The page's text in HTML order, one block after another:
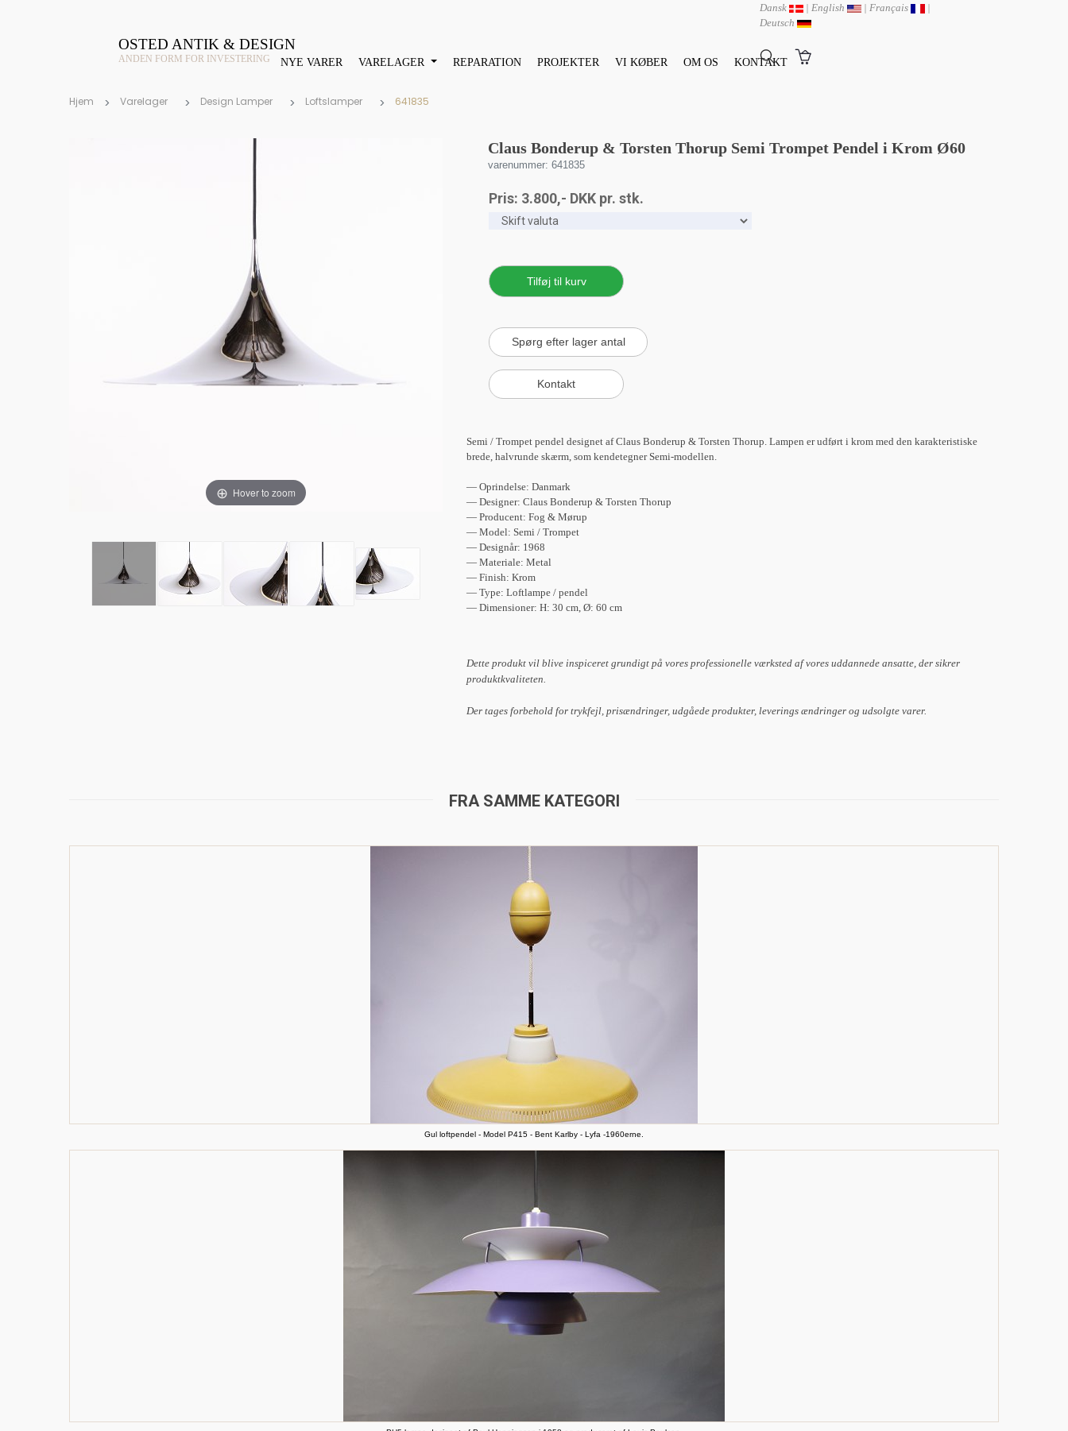
OSTED ANTIK & DESIGN
ANDEN FORM FOR INVESTERING NYE VARER VARELAGER REPARATION PROJEKTER VI KØBER OM OS KONTAKT
Dansk | English | Français
|
Deutsch
Hjem Varelager Design Lamper Loftslamper 641835
Hover to zoom
Claus Bonderup & Torsten Thorup Semi Trompet Pendel i Krom Ø60
varenummer: 641835
Pris: 3.800,- DKK pr. stk.
Semi / Trompet pendel designet af Claus Bonderup & Torsten Thorup. Lampen er udført i krom med den karakteristiske
brede, halvrunde skærm, som kendetegner Semi-modellen.
— Oprindelse: Danmark
— Designer: Claus Bonderup & Torsten Thorup
— Producent: Fog & Mørup
— Model: Semi / Trompet
— Designår: 1968
— Materiale: Metal
— Finish: Krom
— Type: Loftlampe / pendel
— Dimensioner: H: 30 cm, Ø: 60 cm
Dette produkt vil blive inspiceret grundigt på vores professionelle værksted af vores uddannede ansatte, der sikrer
produktkvaliteten.
Der tages forbehold for trykfejl, prisændringer, udgåede produkter, leverings ændringer og udsolgte varer.
FRA SAMME KATEGORI
Gul loftpendel - Model P415 - Bent Karlby - Lyfa -1960erne.